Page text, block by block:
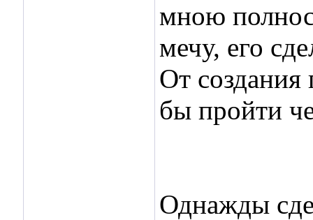
мною
мечу, его
От создания
бы пройти
Однажды